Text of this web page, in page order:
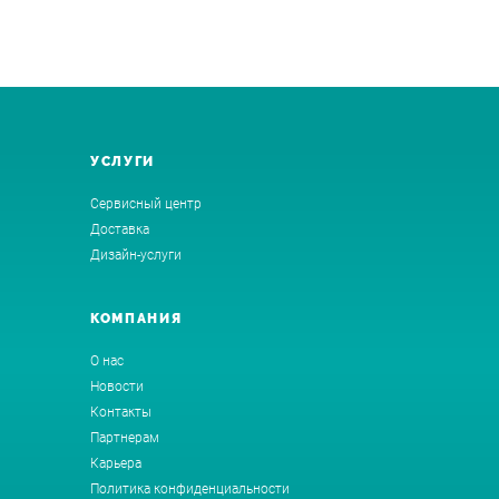
УСЛУГИ
Сервисный центр
Доставка
Дизайн-услуги
КОМПАНИЯ
О нас
Новости
Контакты
Партнерам
Карьера
Политика конфиденциальности